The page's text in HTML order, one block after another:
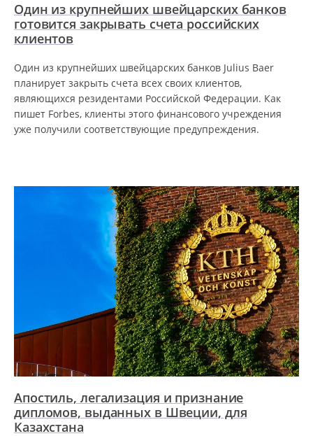
Один из крупнейших швейцарских банков
готовится закрывать счета российских
клиентов
Один из крупнейших швейцарских банков Julius Baer
планирует закрыть счета всех своих клиентов,
являющихся резидентами Российской Федерации. Как
пишет Forbes, клиенты этого финансового учреждения
уже получили соответствующие предупреждения.
Апостиль, легализация и признание
дипломов, выданных в Швеции, для
Казахстана